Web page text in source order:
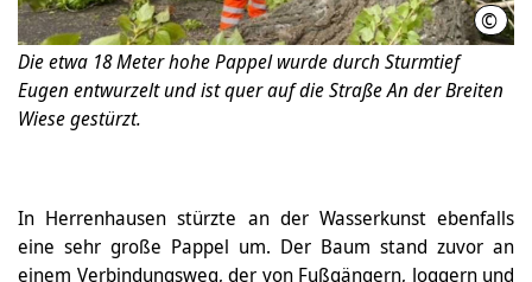
©
Die etwa 18 Meter hohe Pappel wurde durch Sturmtief
Eugen entwurzelt und ist quer auf die Straße An der Breiten
Wiese gestürzt.
In Herrenhausen stürzte an der Wasserkunst ebenfalls
eine sehr große Pappel um. Der Baum stand zuvor an
einem Verbindungsweg, der von Fußgängern, Joggern und